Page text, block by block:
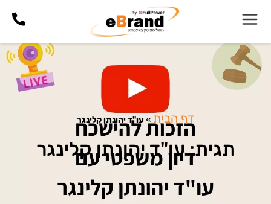
דף הבית » עו"ד יהונתן קלינגר
תגית: עו"ד יהונתן קלינגר